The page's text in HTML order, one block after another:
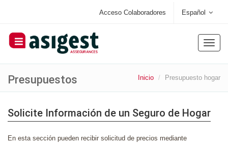
Acceso Colaboradores Español
Toggle
Presupuestos Inicio Presupuesto hogar
Solicite Información de un Seguro de Hogar
En esta sección pueden recibir solicitud de precios mediante